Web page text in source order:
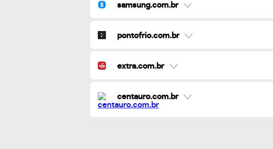
samsung.com.br
pontofrio.com.br
extra.com.br
centauro.com.br